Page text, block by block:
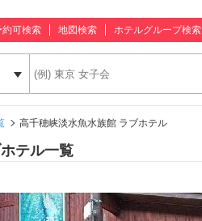
約可検索 地図検索 ホテルグループ検索
高千穂峡淡水魚水族館 ラブホテル
テル一覧